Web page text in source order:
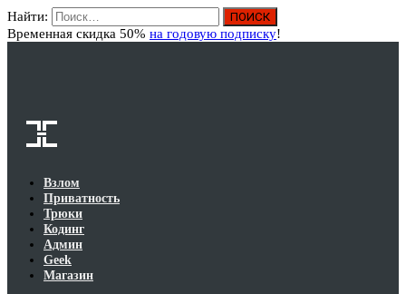
Найти:
Временная скидка 50% на годовую подписку!
Взлом
Приватность
Трюки
Кодинг
Админ
Geek
Магазин